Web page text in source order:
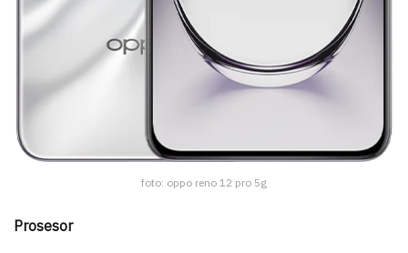
foto: oppo reno 12 pro 5g
Prosesor